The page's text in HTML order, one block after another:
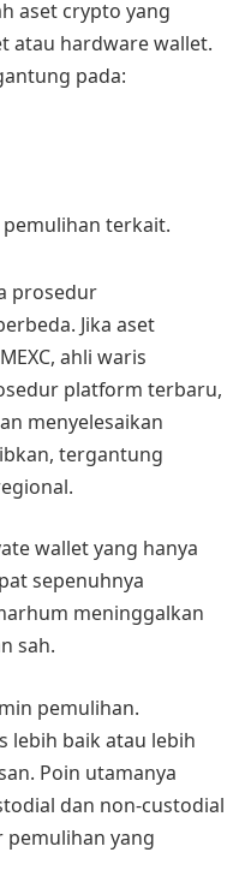
aset crypto yang
atau hardware wallet.
pada:
terkait.
prosedur
Jika aset
ahli waris
platform terbaru,
menyelesaikan
tergantung
wallet yang hanya
sepenuhnya
meninggalkan
sah.
pemulihan.
lebih baik atau lebih
Poin utamanya
dan non-custodial
pemulihan yang